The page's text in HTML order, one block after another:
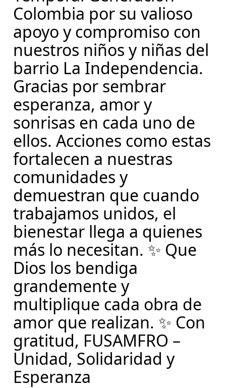
Colombia por su valioso
apoyo y compromiso con
nuestros niños y niñas del
barrio La Independencia.
Gracias por sembrar
esperanza, amor y
sonrisas en cada uno de
ellos. Acciones como estas
fortalecen a nuestras
comunidades y
demuestran que cuando
trabajamos unidos, el
bienestar llega a quienes
más lo necesitan. ✨ Que
Dios los bendiga
grandemente y
multiplique cada obra de
amor que realizan. ✨ Con
gratitud, FUSAMFRO –
Unidad, Solidaridad y
Esperanza